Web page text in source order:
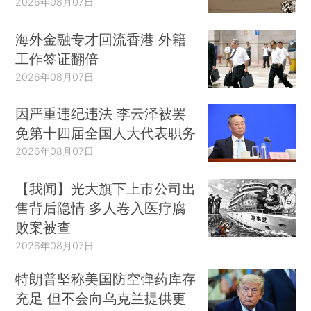
海外金融专才回流香港 外籍
工作签证翻倍
2026年08月07日
因严重违纪违法 李云泽被罢
免第十四届全国人大代表职务
2026年08月07日
【我闻】光大旗下上市公司出
售背后隐情 多人卷入医疗腐
败案被查
2026年08月07日
特朗普坚称美国防空弹药库存
充足 但不会向乌克兰提供更